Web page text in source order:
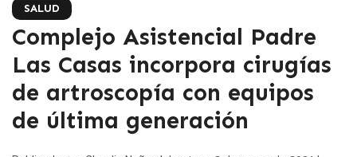
SALUD
Complejo Asistencial Padre
Las Casas incorpora cirugías
de artroscopía con equipos
de última generación